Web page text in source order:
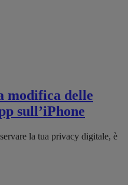
modifica delle
sull’iPhone
la tua privacy digitale, è